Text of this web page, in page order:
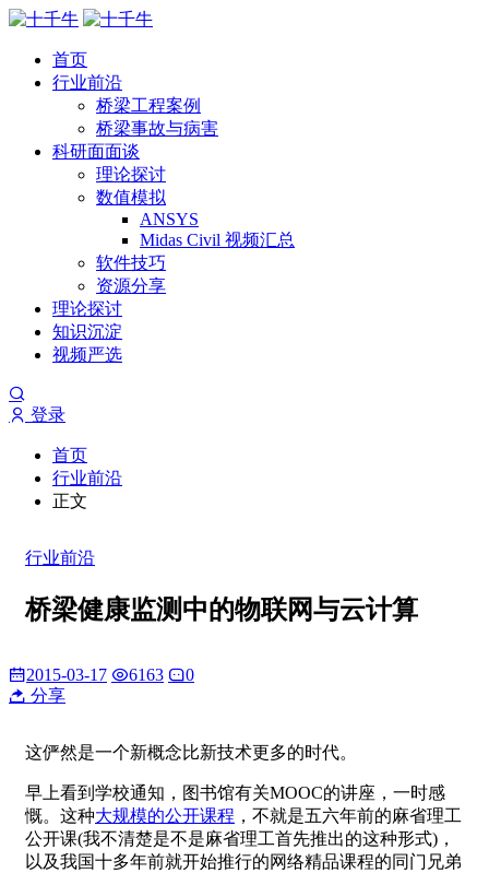
首页
行业前沿
桥梁工程案例
桥梁事故与病害
科研面面谈
理论探讨
数值模拟
ANSYS
Midas Civil 视频汇总
软件技巧
资源分享
理论探讨
知识沉淀
视频严选
登录
首页
行业前沿
正文
行业前沿
桥梁健康监测中的物联网与云计算
2015-03-17 6163
0
分享
这俨然是一个新概念比新技术更多的时代。
早上看到学校通知，图书馆有关MOOC的讲座，一时感
慨。这种大规模的公开课程 ，不就是五六年前的麻省理工
公开课(我不清楚是不是麻省理工首先推出的这种形式)，
以及我国十多年前就开始推行的网络精品课程的同门兄弟